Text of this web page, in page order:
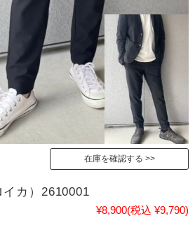
在庫を確認する
カ）2610001
¥8,900(税込 ¥9,790)